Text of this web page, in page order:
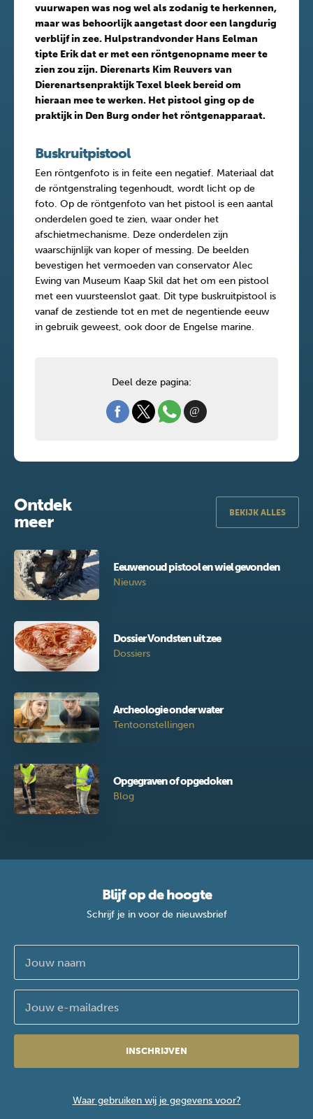
vuurwapen was nog wel als zodanig te herkennen,
maar was behoorlijk aangetast door een langdurig
verblijf in zee. Hulpstrandvonder Hans Eelman
tipte Erik dat er met een röntgenopname meer te
zien zou zijn. Dierenarts Kim Reuvers van
Dierenartsenpraktijk Texel bleek bereid om
hieraan mee te werken. Het pistool ging op de
praktijk in Den Burg onder het röntgenapparaat.
Buskruitpistool
Een röntgenfoto is in feite een negatief. Materiaal dat
de röntgenstraling tegenhoudt, wordt licht op de
foto. Op de röntgenfoto van het pistool is een aantal
onderdelen goed te zien, waar onder het
afschietmechanisme. Deze onderdelen zijn
waarschijnlijk van koper of messing. De beelden
bevestigen het vermoeden van conservator Alec
Ewing van Museum Kaap Skil dat het om een pistool
met een vuursteenslot gaat. Dit type buskruitpistool is
vanaf de zestiende tot en met de negentiende eeuw
in gebruik geweest, ook door de Engelse marine.
Deel deze pagina:
Ontdek
meer
BEKIJK ALLES
Eeuwenoud pistool en wiel gevonden
Nieuws
Dossier Vondsten uit zee
Dossiers
Archeologie onder water
Tentoonstellingen
Opgegraven of opgedoken
Blog
Blijf op de hoogte
Schrijf je in voor de nieuwsbrief
INSCHRIJVEN
Waar gebruiken wij je gegevens voor?